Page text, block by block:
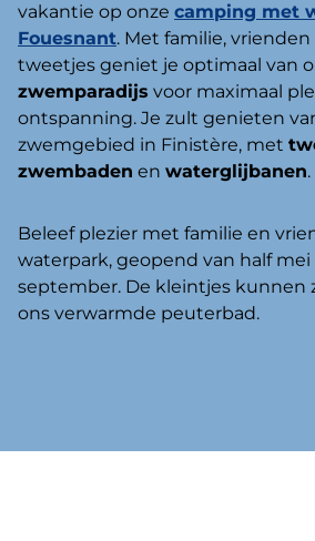
vakantie op onze camping met
Fouesnant. Met familie, vrienden
tweetjes geniet je optimaal van
zwemparadijs voor maximaal
ontspanning. Je zult genieten
zwemgebied in Finistère, met
zwembaden en waterglijbanen.
Beleef plezier met familie en
waterpark, geopend van half
september. De kleintjes kunnen
ons verwarmde peuterbad.